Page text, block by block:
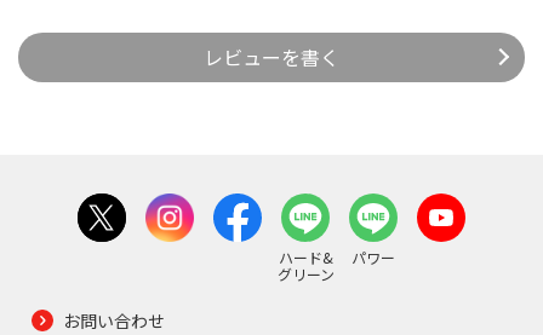
レビューを書く
ハード&
グリーン
パワー
お問い合わせ